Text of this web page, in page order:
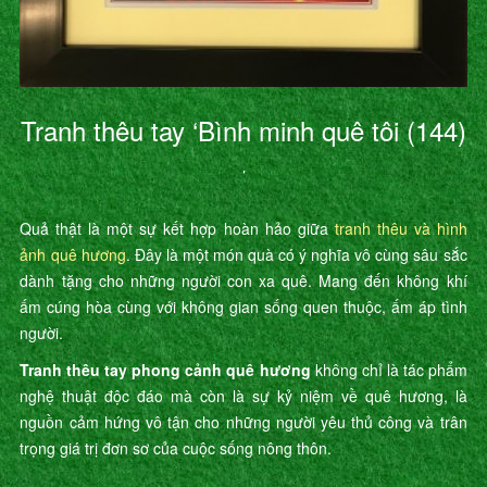
Tranh thêu tay ‘Bình minh quê tôi (144)
’
Quả thật là một sự kết hợp hoàn hảo giữatranh thêu và hình
ảnh quê hương. Đây là một món quà có ý nghĩa vô cùng sâu sắc
dành tặng cho những người con xa quê. Mang đến không khí
ấm cúng hòa cùng với không gian sống quen thuộc, ấm áp tình
người.
Tranh thêu tay phong cảnh quê hươngkhông chỉ là tác phẩm
nghệ thuật độc đáo mà còn là sự kỷ niệm về quê hương, là
nguồn cảm hứng vô tận cho những người yêu thủ công và trân
trọng giá trị đơn sơ của cuộc sống nông thôn.